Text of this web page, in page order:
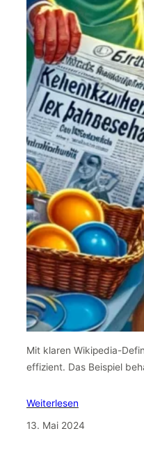
Mit klaren Wikipedia-
effizient. Das Beispiel
Weiterlesen
13. Mai 2024